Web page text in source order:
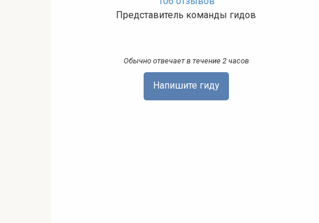
Представитель команды гидов
Обычно отвечает в течение 2 часов
Напишите гиду